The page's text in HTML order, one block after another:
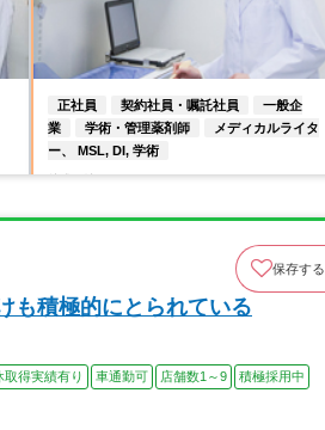
正社員 契約社員・嘱託社員
一般企
業
学術・管理薬剤師
メディカルライタ
ー、 MSL, DI, 学術
株式会社PALTAC
この求人を見る
ーがご紹介
保存する
も積極的にとられている
取得実績有り 車通勤可 店舗数1～9
積極採用中